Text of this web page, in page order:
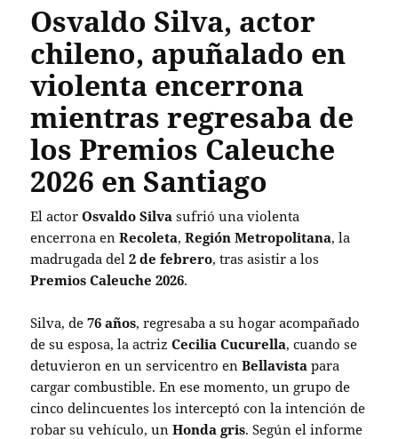
Osvaldo Silva, actor
chileno, apuñalado en
violenta encerrona
mientras regresaba de
los Premios Caleuche
2026 en Santiago
El actorOsvaldo Silva sufrió una violenta
encerrona enRecoleta,Región Metropolitana, la
madrugada del2 de febrero, tras asistir a los
Premios Caleuche 2026.
Silva, de76 años, regresaba a su hogar acompañado
de su esposa, la actrizCecilia Cucurella, cuando se
detuvieron en un servicentro enBellavista para
cargar combustible. En ese momento, un grupo de
cinco delincuentes los interceptó con la intención de
robar su vehículo, unHonda gris. Según el informe